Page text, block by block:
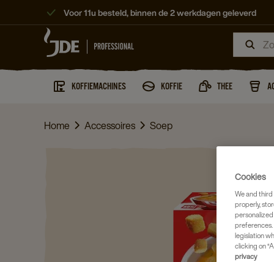
Voor 11u besteld, binnen de 2 werkdagen geleverd
KOFFIEMACHINES KOFFIE THEE
Home Accessoires Soep
Cookies
We and
properly,
legislation
clicking on
privacy